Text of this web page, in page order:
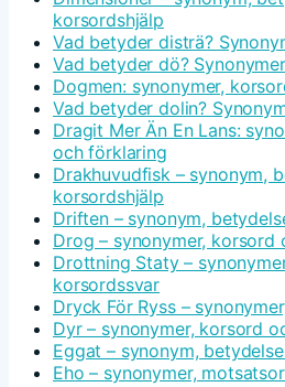
korsordshjälp
Vad betyder disträ?
Vad betyder dö?
Dogmen: synonymer,
Vad betyder dolin?
Dragit Mer Än En Lans:
och förklaring
Drakhuvudfisk – synonym,
korsordshjälp
Driften – synonym,
Drog – synonymer, korsord
Drottning Staty –
korsordssvar
Dryck För Ryss –
Dyr – synonymer, korsord
Eggat – synonym,
Eho – synonymer,